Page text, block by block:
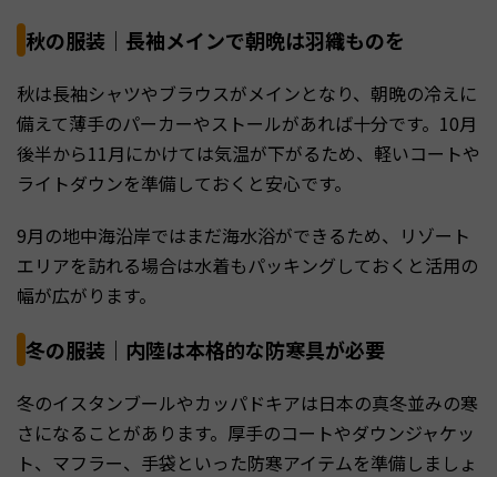
秋の服装｜長袖メインで朝晩は羽織ものを
秋は長袖シャツやブラウスがメインとなり、朝晩の冷えに
備えて薄手のパーカーやストールがあれば十分です。10月
後半から11月にかけては気温が下がるため、軽いコートや
ライトダウンを準備しておくと安心です。
9月の地中海沿岸ではまだ海水浴ができるため、リゾート
エリアを訪れる場合は水着もパッキングしておくと活用の
幅が広がります。
冬の服装｜内陸は本格的な防寒具が必要
冬のイスタンブールやカッパドキアは日本の真冬並みの寒
さになることがあります。厚手のコートやダウンジャケッ
ト、マフラー、手袋といった防寒アイテムを準備しましょ